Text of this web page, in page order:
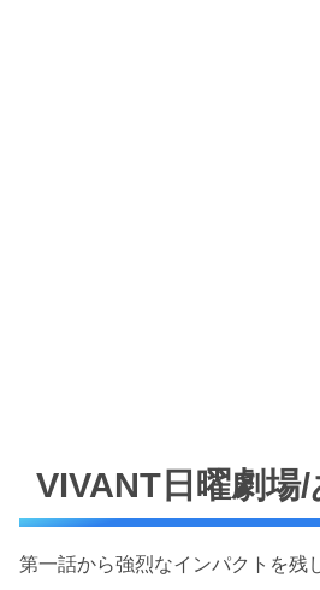
VIVANT日曜劇場
第一話から強烈なインパクトを残